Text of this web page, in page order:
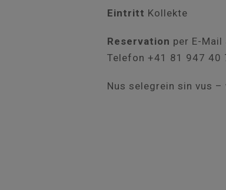
Eintritt Kollekte
Reservation per E-Mail
Telefon +41 81 947 40
Nus selegrein sin vus –